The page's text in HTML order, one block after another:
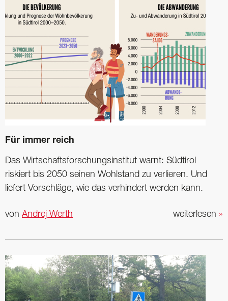
Für immer reich
Das Wirtschaftsforschungsinstitut warnt: Südtirol
riskiert bis 2050 seinen Wohlstand zu verlieren. Und
liefert Vorschläge, wie das verhindert werden kann.
weiterlesen »
von Andrej Werth